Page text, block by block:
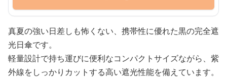
真夏の強い日差しも怖くない、携帯性に優れた黒の完全遮
光日傘です。
軽量設計で持ち運びに便利なコンパクトサイズながら、紫
外線をしっかりカットする高い遮光性能を備えています。